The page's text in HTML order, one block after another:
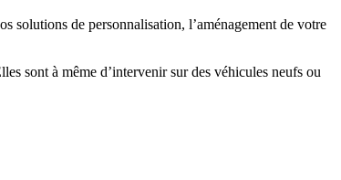
solutions de personnalisation, l’aménagement de votre
sont à même d’intervenir sur des véhicules neufs ou